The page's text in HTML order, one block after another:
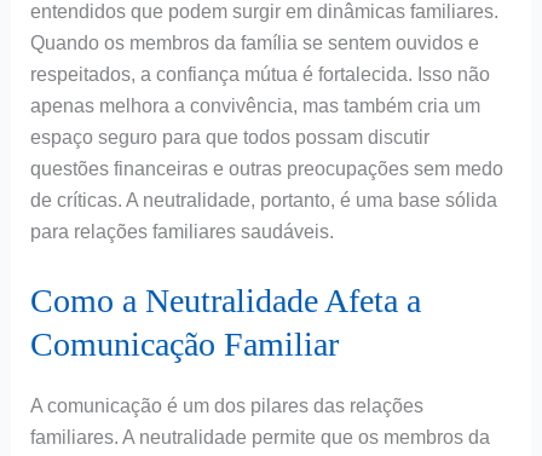
entendidos que podem surgir em dinâmicas familiares.
Quando os membros da família se sentem ouvidos e
respeitados, a confiança mútua é fortalecida. Isso não
apenas melhora a convivência, mas também cria um
espaço seguro para que todos possam discutir
questões financeiras e outras preocupações sem medo
de críticas. A neutralidade, portanto, é uma base sólida
para relações familiares saudáveis.
Como a Neutralidade Afeta a
Comunicação Familiar
A comunicação é um dos pilares das relações
familiares. A neutralidade permite que os membros da